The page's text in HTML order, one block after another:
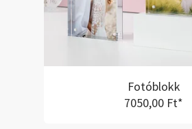
Fotóblokk
7050,00 Ft*